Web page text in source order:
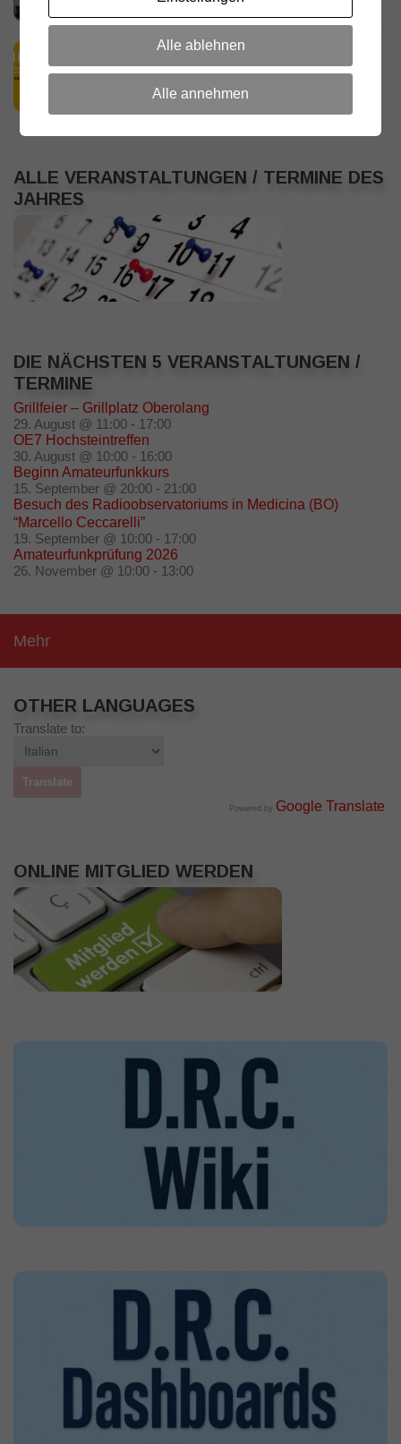
HamRadio Friedrichshafen 2026
11. JULI 2026
ALLE VERANSTALTUNGEN / TERMINE DES
JAHRES
DIE NÄCHSTEN 5 VERANSTALTUNGEN /
TERMINE
Grillfeier – Grillplatz Oberolang
29. August @ 11:00 - 17:00
OE7 Hochsteintreffen
30. August @ 10:00 - 16:00
Beginn Amateurfunkkurs
15. September @ 20:00 - 21:00
Besuch des Radioobservatoriums in Medicina (BO)
“Marcello Ceccarelli”
19. September @ 10:00 - 17:00
Amateurfunkprüfung 2026
26. November @ 10:00 - 13:00
Mehr
OTHER LANGUAGES
Translate to:
Powered by Google Translate .
ONLINE MITGLIED WERDEN
Alle ablehnen
Alle annehmen